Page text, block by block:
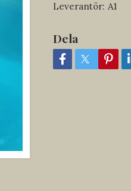
Leverantör: A1
Dela